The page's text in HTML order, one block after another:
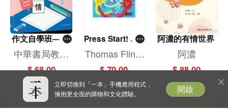
作文自學班——
我寫的景與情
中華書局教育
編輯部
$ 68.00
Press Start! #2:
Super Rabbit B
Thomas Flinth
am
$ 70.00
阿濃的有情世界
阿濃
$ 88.00
立即切換到「一本」手機應用程式，
擁抱更全面的購物和文化體驗。
開啟